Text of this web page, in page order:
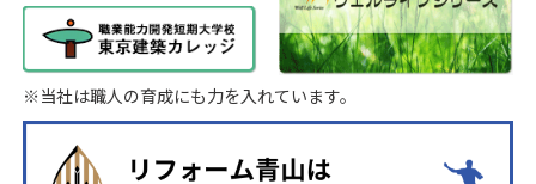
※当社は職人の育成にも力を入れています。